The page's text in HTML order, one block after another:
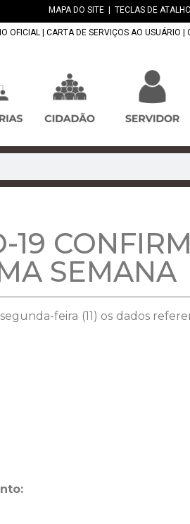
MAPA DO SITE TECLAS DE ATALHO
OFICIAL CARTA DE SERVIÇOS AO USUÁRIO
SEMANA
feira (11) os dados